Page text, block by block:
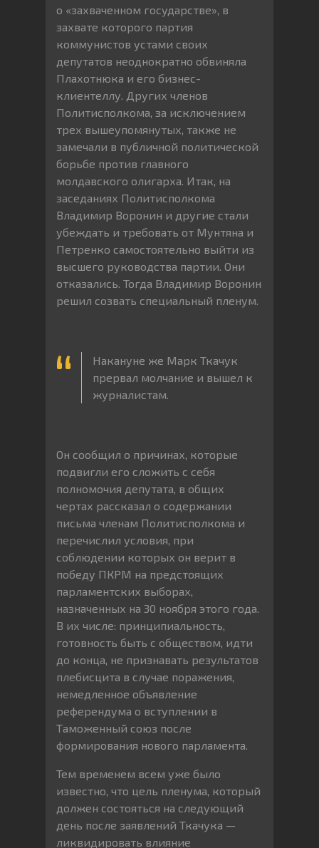
о «захваченном государстве», в
захвате которого партия
коммунистов устами своих
депутатов неоднократно обвиняла
Плахотнюка и его бизнес-
клиентеллу. Других членов
Политисполкома, за исключением
трех вышеупомянутых, также не
замечали в публичной политической
борьбе против главного
молдавского олигарха. Итак, на
заседаниях Политисполкома
Владимир Воронин и другие стали
убеждать и требовать от Мунтяна и
Петренко самостоятельно выйти из
высшего руководства партии. Они
отказались. Тогда Владимир Воронин
решил созвать специальный пленум.
Накануне же Марк Ткачук
прервал молчание и вышел к
журналистам.
Он сообщил о причинах, которые
подвигли его сложить с себя
полномочия депутата, в общих
чертах рассказал о содержании
письма членам Политисполкома и
перечислил условия, при
соблюдении которых он верит в
победу ПКРМ на предстоящих
парламентских выборах,
назначенных на 30 ноября этого года.
В их числе: принципиальность,
готовность быть с обществом, идти
до конца, не признавать результатов
плебисцита в случае поражения,
немедленное объявление
референдума о вступлении в
Таможенный союз после
формирования нового парламента.
Тем временем всем уже было
известно, что цель пленума, который
должен состояться на следующий
день после заявлений Ткачука —
ликвидировать влияние